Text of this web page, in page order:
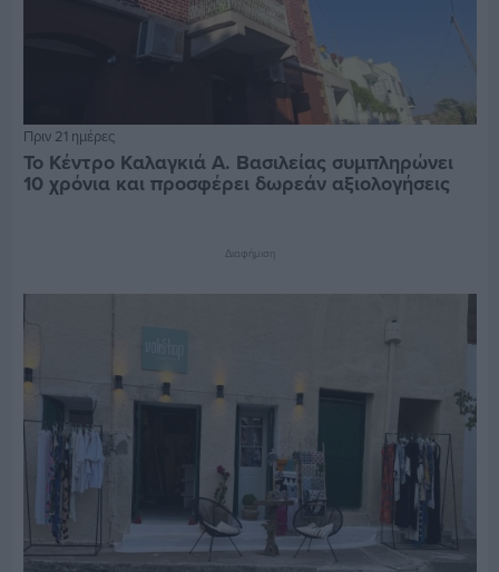
Πριν 21 ημέρες
Το Κέντρο Καλαγκιά Α. Βασιλείας συμπληρώνει
10 χρόνια και προσφέρει δωρεάν αξιολογήσεις
Διαφήμιση